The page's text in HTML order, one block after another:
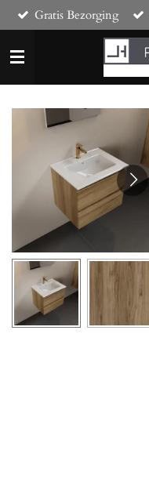
Ga
direct
naar
de
hoofdinhoud
Gratis Bezorging